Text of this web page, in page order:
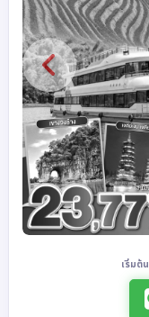
เริ่มต้น